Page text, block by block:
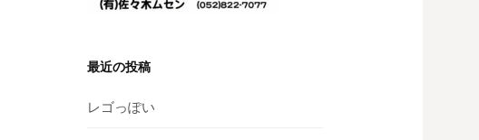
最近の投稿
レゴっぽい